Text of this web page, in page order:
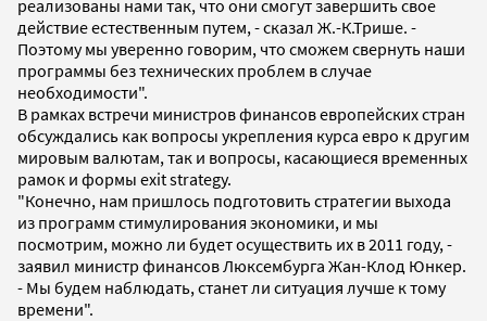
реализованы нами так, что они смогут завершить свое
действие естественным путем, - сказал Ж.-К.Трише. -
Поэтому мы уверенно говорим, что сможем свернуть наши
программы без технических проблем в случае
необходимости".
В рамках встречи министров финансов европейских стран
обсуждались как вопросы укрепления курса евро к другим
мировым валютам, так и вопросы, касающиеся временных
рамок и формы exit strategy.
"Конечно, нам пришлось подготовить стратегии выхода
из программ стимулирования экономики, и мы
посмотрим, можно ли будет осуществить их в 2011 году, -
заявил министр финансов Люксембурга Жан-Клод Юнкер.
- Мы будем наблюдать, станет ли ситуация лучше к тому
времени".